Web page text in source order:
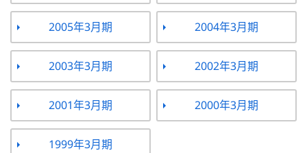
2005年3月期 2004年3月期
2003年3月期 2002年3月期
2001年3月期 2000年3月期
1999年3月期